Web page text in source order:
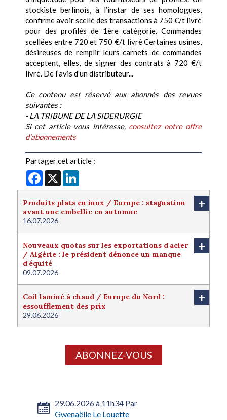
stockiste berlinois, à l’instar de ses homologues,
confirme avoir scellé des transactions à 750 €/t livré
pour des profilés de 1ère catégorie. Commandes
scellées entre 720 et 750 €/t livré Certaines usines,
désireuses de remplir leurs carnets de commandes
acceptent, elles, de signer des contrats à 720 €/t
livré. De l’avis d’un distributeur...
Ce contenu est réservé aux abonnés des revues
suivantes :
- LA TRIBUNE DE LA SIDERURGIE
Si cet article vous intéresse, consultez notre offre
d'abonnements
Partager cet article :
Facebook
X
Produits plats en inox / Europe : stagnation
avant une embellie en automne
16.07.2026
+
Nouveaux quotas sur les exportations d'acier
/ Algérie : le président dénonce un manque
d'équité
09.07.2026
+
Coil laminé à chaud / Europe du Nord :
essoufflement des prix
29.06.2026
+
ABONNEZ-VOUS
29.06.2026 à 11h34 Par
Gwenaëlle Le Louette